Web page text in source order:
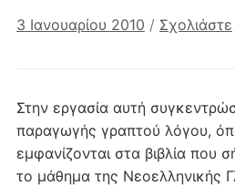
3 Ιανουαρίου 2010 / Σχολιάστε
Στην εργασία αυτή
παραγωγής γραπτού λόγου,
εμφανίζονται στα βιβλία που
το μάθημα της Νεοελληνικής